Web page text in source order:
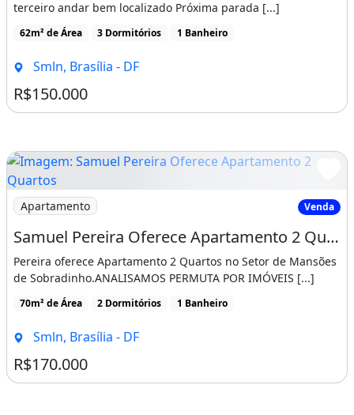
terceiro andar bem localizado Próxima parada [...]
62m² de Área 3 Dormitórios 1 Banheiro
Smln, Brasília - DF
R$150.000
Imagem: Samuel Pereira Oferece Apartamento 2 Quartos
Apartamento Venda
Samuel Pereira Oferece Apartamento 2 Quartos no Setor de Mansões de Sobradinho
Pereira oferece Apartamento 2 Quartos no Setor de Mansões
de Sobradinho.ANALISAMOS PERMUTA POR IMÓVEIS [...]
70m² de Área 2 Dormitórios 1 Banheiro
Smln, Brasília - DF
R$170.000